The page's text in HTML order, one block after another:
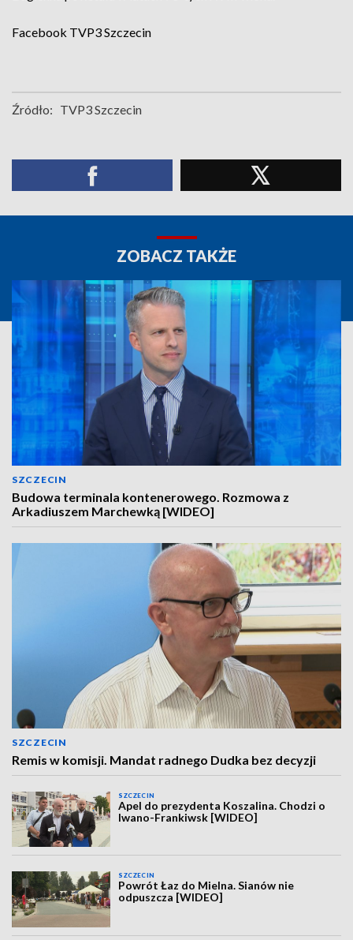
Facebook TVP3 Szczecin
Źródło: TVP3 Szczecin
ZOBACZ TAKŻE
SZCZECIN
Budowa terminala kontenerowego. Rozmowa z
Arkadiuszem Marchewką [WIDEO]
SZCZECIN
Remis w komisji. Mandat radnego Dudka bez decyzji
SZCZECIN
Apel do prezydenta Koszalina. Chodzi o
Iwano-Frankiwsk [WIDEO]
SZCZECIN
Powrót Łaz do Mielna. Sianów nie
odpuszcza [WIDEO]